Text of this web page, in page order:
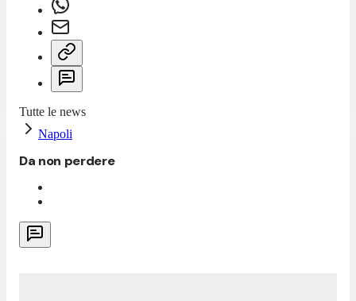
Tutte le news
Napoli
Da non perdere